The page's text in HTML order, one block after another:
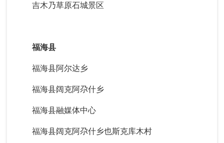
吉木乃草原石城景区
福海县
福海县阿尔达乡
福海县阔克阿尕什乡
福海县融媒体中心
福海县阔克阿尕什乡也斯克库木村